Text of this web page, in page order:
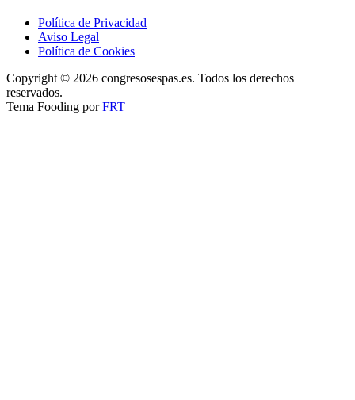
Política de Privacidad
Aviso Legal
Política de Cookies
Copyright © 2026 congresosespas.es. Todos los derechos
reservados.
Tema Fooding porFRT